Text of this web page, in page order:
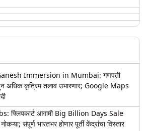
Immersion in Mumbai: गणपती
अधिक कृत्रिम तलाव उभारणार; Google Maps
फ्लिपकार्ट आगामी Big Billion Days Sale
संपूर्ण भारतभर होणार पूर्ती केंद्रांचा विस्तार